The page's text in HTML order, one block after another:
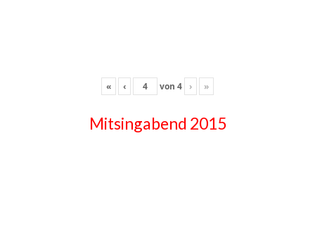
« ‹ von 4 › »
Mitsingabend 2015